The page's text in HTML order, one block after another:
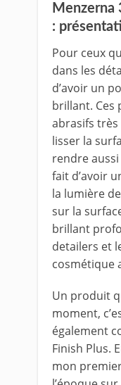
Menzerna
:
Pour ceux
dans les
d’avoir un
brillant. Ces
abrasifs
lisser la
rendre
fait d’avoir
la lumière
sur la
brillant
detailers et
cosmétique
Un produit
moment,
également
Finish Plus.
mon